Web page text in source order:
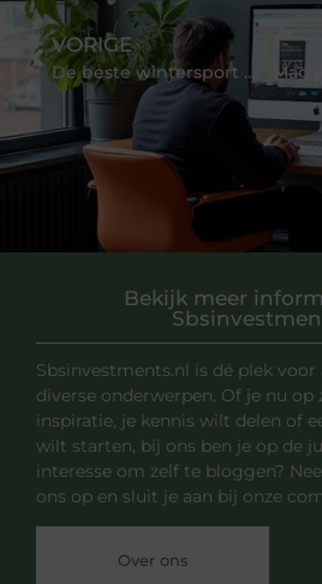
Bekijk meer
Sbsinvestments.nl is dé plek
diverse onderwerpen. Of je nu op
inspiratie, je kennis wilt delen of
wilt starten, bij ons ben je op de
interesse om zelf te bloggen?
ons op en sluit je aan bij onze
Over ons
VORIGE
De beste wintersport kleding vind je bij Sideways Sports